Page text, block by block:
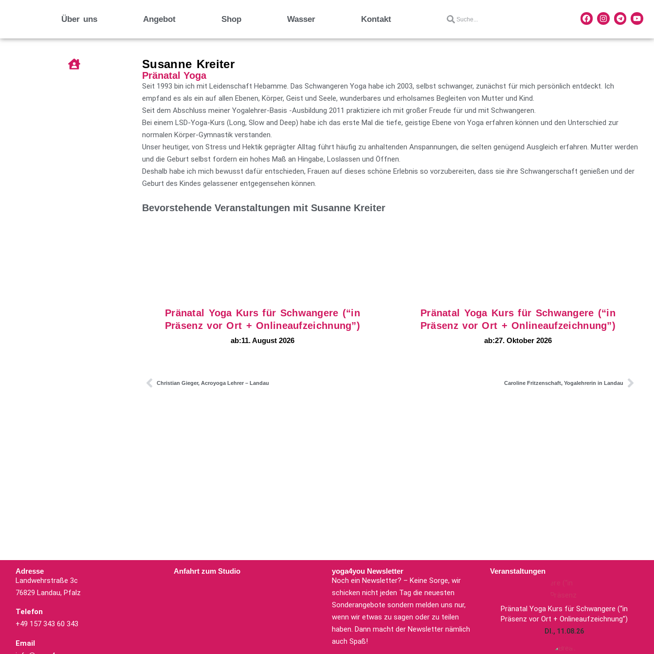
Über uns Angebot Shop Wasser Kontakt
Susanne Kreiter
Pränatal Yoga
Seit 1993 bin ich mit Leidenschaft Hebamme. Das Schwangeren Yoga habe ich 2003, selbst schwanger, zunächst für mich persönlich entdeckt. Ich
empfand es als ein auf allen Ebenen, Körper, Geist und Seele, wunderbares und erholsames Begleiten von Mutter und Kind.
Seit dem Abschluss meiner Yogalehrer-Basis -Ausbildung 2011 praktiziere ich mit großer Freude für und mit Schwangeren.
Bei einem LSD-Yoga-Kurs (Long, Slow and Deep) habe ich das erste Mal die tiefe, geistige Ebene von Yoga erfahren können und den Unterschied zur
normalen Körper-Gymnastik verstanden.
Unser heutiger, von Stress und Hektik geprägter Alltag führt häufig zu anhaltenden Anspannungen, die selten genügend Ausgleich erfahren. Mutter werden
und die Geburt selbst fordern ein hohes Maß an Hingabe, Loslassen und Öffnen.
Deshalb habe ich mich bewusst dafür entschieden, Frauen auf dieses schöne Erlebnis so vorzubereiten, dass sie ihre Schwangerschaft genießen und der
Geburt des Kindes gelassener entgegensehen können.
Bevorstehende Veranstaltungen mit Susanne Kreiter
Pränatal Yoga Kurs für Schwangere (“in
Präsenz vor Ort + Onlineaufzeichnung”)
ab:11. August 2026
Pränatal Yoga Kurs für Schwangere (“in
Präsenz vor Ort + Onlineaufzeichnung”)
ab:27. Oktober 2026
Christian Gieger, Acroyoga Lehrer – Landau Caroline Fritzenschaft, Yogalehrerin in Landau
Adresse
Landwehrstraße 3c
76829 Landau, Pfalz
Telefon
+49 157 343 60 343
Email
Anfahrt zum Studio yoga4you Newsletter
Noch ein Newsletter? – Keine Sorge, wir
schicken nicht jeden Tag die neuesten
Sonderangebote sondern melden uns nur,
wenn wir etwas zu sagen oder zu teilen
haben. Dann macht der Newsletter nämlich
auch Spaß!
Veranstaltungen
Pränatal Yoga Kurs für Schwangere (“in
Präsenz vor Ort + Onlineaufzeichnung”)
DI., 11.08.26